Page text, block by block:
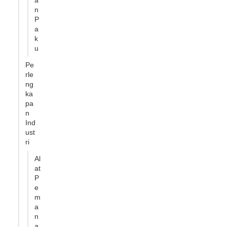
n
P
a
k
u
Pe
rle
ng
ka
pa
n
Ind
ust
ri
Al
at
P
e
m
a
n